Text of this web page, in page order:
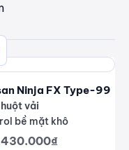
Ninja FX Type-99
vải
bề mặt khô